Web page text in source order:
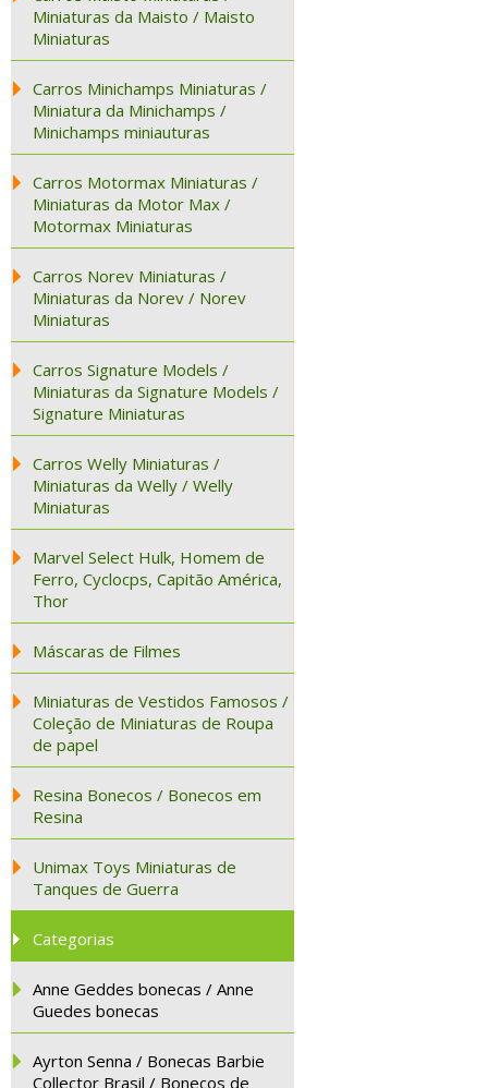
Miniaturas da Maisto / Maisto
Miniaturas
Carros Minichamps Miniaturas /
Miniatura da Minichamps /
Minichamps miniauturas
Carros Motormax Miniaturas /
Miniaturas da Motor Max /
Motormax Miniaturas
Carros Norev Miniaturas /
Miniaturas da Norev / Norev
Miniaturas
Carros Signature Models /
Miniaturas da Signature Models /
Signature Miniaturas
Carros Welly Miniaturas /
Miniaturas da Welly / Welly
Miniaturas
Marvel Select Hulk, Homem de
Ferro, Cyclocps, Capitão América,
Thor
Máscaras de Filmes
Miniaturas de Vestidos Famosos /
Coleção de Miniaturas de Roupa
de papel
Resina Bonecos / Bonecos em
Resina
Unimax Toys Miniaturas de
Tanques de Guerra
Categorias
Anne Geddes bonecas / Anne
Guedes bonecas
Ayrton Senna / Bonecas Barbie
Collector Brasil / Bonecos de